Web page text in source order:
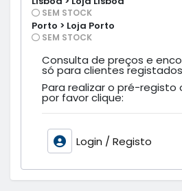
SEM STOCK
Porto > Loja Porto
SEM STOCK
Consulta de preços e
só para clientes
Para realizar o pré-registo
por favor clique:
Login / Registo